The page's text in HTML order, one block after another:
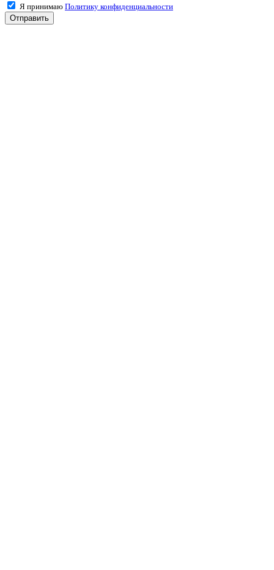
Я принимаю Политику конфиденциальности
Отправить